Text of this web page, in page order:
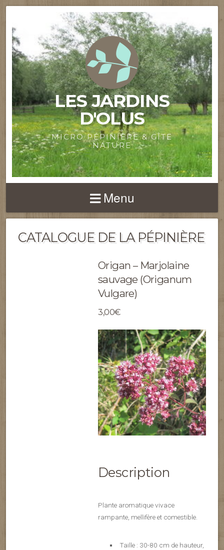
LES JARDINS
D'OLUS
MICRO PÉPINIÈRE & GÎTE
NATURE
Menu
CATALOGUE DE LA PÉPINIÈRE
Origan – Marjolaine
sauvage (Origanum
Vulgare)
3,00€
Description
Plante aromatique vivace
rampante, mellifère et comestible.
Taille : 30-80 cm de hauteur,